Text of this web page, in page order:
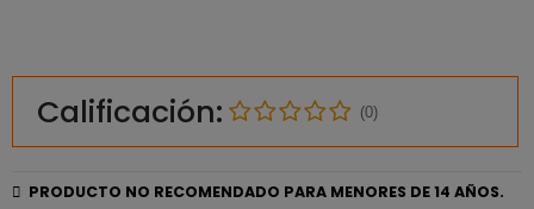
Calificación: (0)
PRODUCTO NO RECOMENDADO PARA MENORES DE 14 AÑOS.